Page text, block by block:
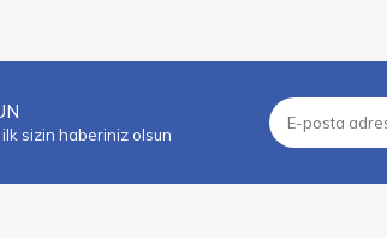
sizin haberiniz olsun